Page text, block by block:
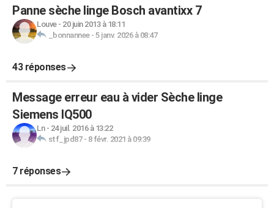
Panne sèche linge Bosch avantixx 7
Louve- 20 juin 2013 à 18:11
_bonnannee- 5 janv. 2026 à 08:47
43 réponses
Message erreur eau à vider Sèche linge
Siemens IQ500
Ln- 24 juil. 2016 à 13:22
stf_jpd87- 8 févr. 2021 à 09:39
7 réponses